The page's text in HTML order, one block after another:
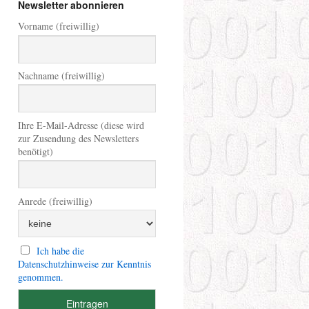
Newsletter abonnieren
Vorname (freiwillig)
Nachname (freiwillig)
Ihre E-Mail-Adresse (diese wird
zur Zusendung des Newsletters
benötigt)
Anrede (freiwillig)
Ich habe die
Datenschutzhinweise zur Kenntnis
genommen.